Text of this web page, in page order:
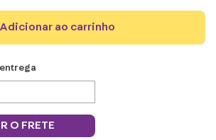
adicionar ao carrinho
O FRETE